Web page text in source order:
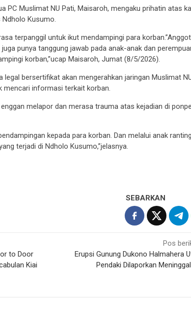
PC Muslimat NU Pati, Maisaroh, mengaku prihatin atas
Kusumo.
terpanggil untuk ikut mendampingi para
punya tanggung jawab pada anak-anak dan
korban,”ucap Maisaroh, Jumat (8/5/2026).
legal bersertifikat akan mengerahkan jaringan Muslimat
mencari informasi terkait korban.
melapor dan merasa trauma atas kejadian di
kepada para korban. Dan melalui anak
terjadi di Ndholo Kusumo,”jelasnya.
SEBARKAN
to Door
Kiai
Pos
Erupsi Gunung Dukono Halmahera
Pendaki Dilaporkan